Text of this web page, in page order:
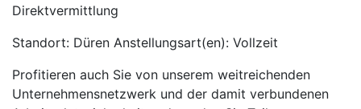
Direktvermittlung
Standort: Düren Anstellungsart(en): Vollzeit
Profitieren auch Sie von unserem weitreichenden
Unternehmensnetzwerk und der damit verbundenen